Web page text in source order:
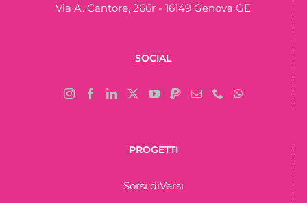
Via A. Cantore, 266r - 16149 Genova GE
SOCIAL
PROGETTI
Sorsi diVersi